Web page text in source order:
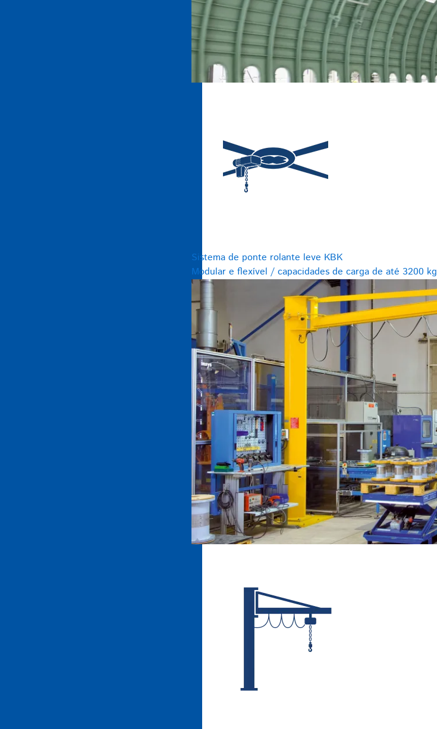
Sistema de ponte rolante leve KBK
Modular e flexível / capacidades de carga de até 3200 kg